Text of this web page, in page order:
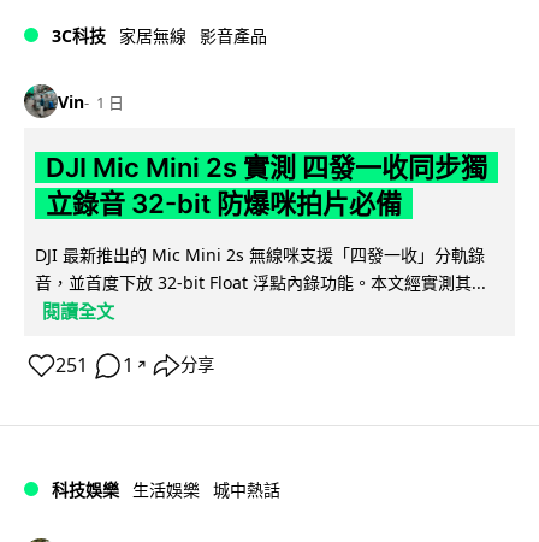
3C科技 家居無線 影音產品
Vin 1 日
DJI Mic Mini 2s 實測 四發一收同步獨
立錄音 32-bit 防爆咪拍片必備
DJI 最新推出的 Mic Mini 2s 無線咪支援「四發一收」分軌錄
音，並首度下放 32-bit Float 浮點內錄功能。本文經實測其...
閱讀全文
251 1 ↗ 分享
科技娛樂 生活娛樂 城中熱話